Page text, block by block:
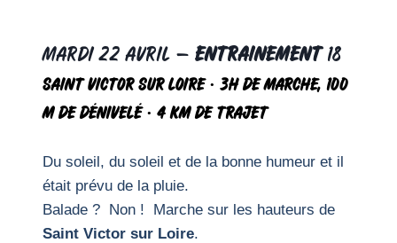
mardi 22 avril – Entrainement18
saint victor sur loire · 3h de marche, 100
m de dénivelé · 4 km de trajet
Du soleil, du soleil et de la bonne humeur et il
était prévu de la pluie.
Balade ? Non ! Marche sur les hauteurs de
Saint Victor sur Loire.